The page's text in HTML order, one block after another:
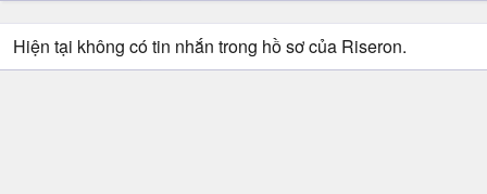
Hiện tại không có tin nhắn trong hồ sơ của Riseron.